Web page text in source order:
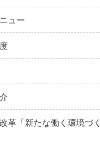
ュー
革「新たな働く環境づ